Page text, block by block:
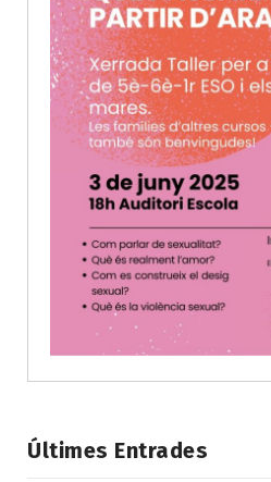
Últimes Entrades